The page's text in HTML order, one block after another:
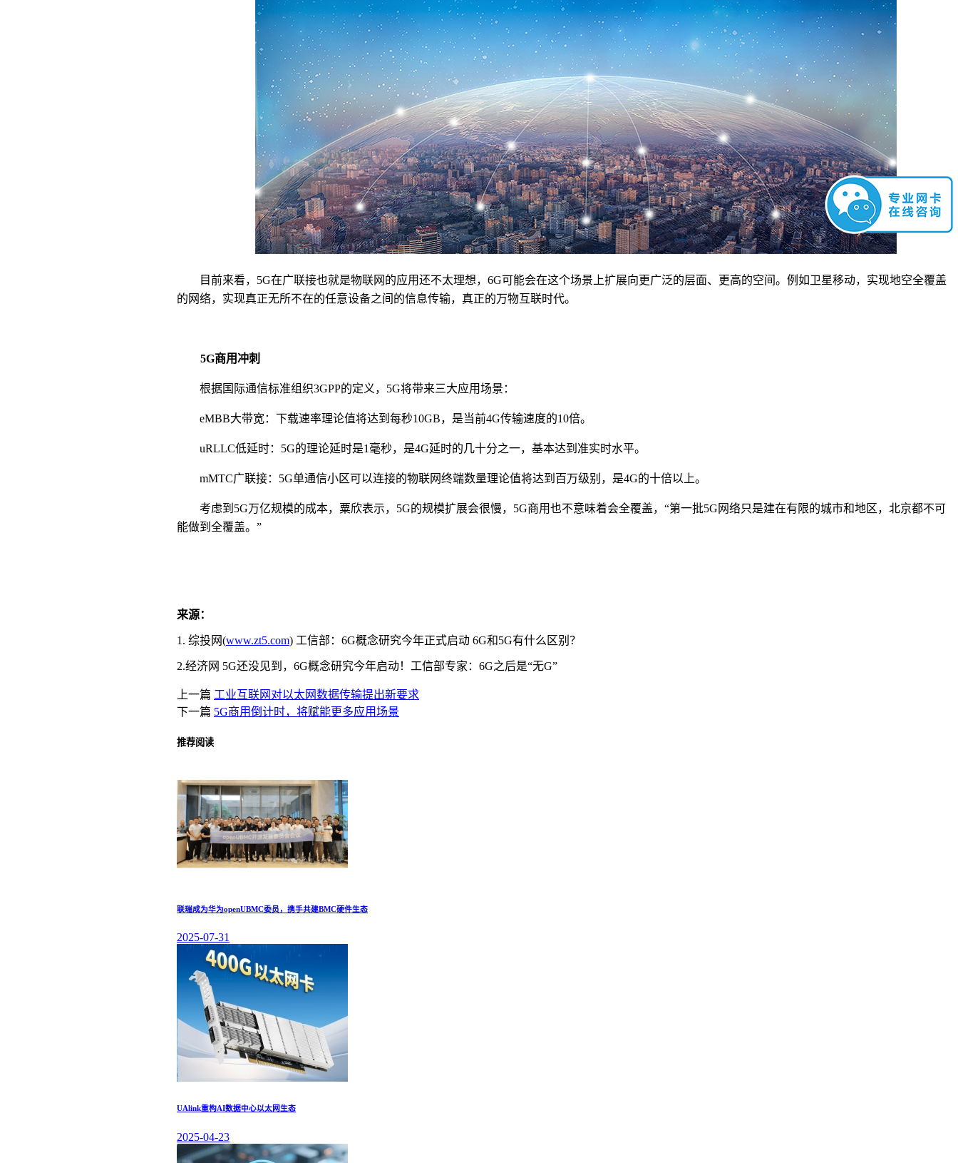
目前来看，5G在广联接也就是物联网的应用还不太理想，6G可能会在这个场景上扩展向更广泛的层面、更高的空间。例如卫星移动，实现地空全覆盖
的网络，实现真正无所不在的任意设备之间的信息传输，真正的万物互联时代。
5G商用冲刺
根据国际通信标准组织3GPP的定义，5G将带来三大应用场景：
eMBB大带宽：下载速率理论值将达到每秒10GB，是当前4G传输速度的10倍。
uRLLC低延时：5G的理论延时是1毫秒，是4G延时的几十分之一，基本达到准实时水平。
mMTC广联接：5G单通信小区可以连接的物联网终端数量理论值将达到百万级别，是4G的十倍以上。
考虑到5G万亿规模的成本，粟欣表示，5G的规模扩展会很慢，5G商用也不意味着会全覆盖，“第一批5G网络只是建在有限的城市和地区，北京都不可
能做到全覆盖。”
来源：
1. 综投网(www.zt5.com) 工信部：6G概念研究今年正式启动 6G和5G有什么区别？
2.经济网 5G还没见到，6G概念研究今年启动！工信部专家：6G之后是“无G”
上一篇 工业互联网对以太网数据传输提出新要求
下一篇 5G商用倒计时，将赋能更多应用场景
推荐阅读
联瑞成为华为openUBMC委员，携手共建BMC硬件生态
2025-07-31
UAlink重构AI数据中心以太网生态
2025-04-23